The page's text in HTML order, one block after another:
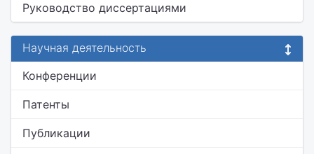
Руководство диссертациями
Научная деятельность
Конференции
Патенты
Публикации